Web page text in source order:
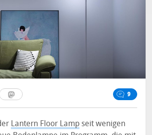
9
Lantern Floor Lamp seit wenigen